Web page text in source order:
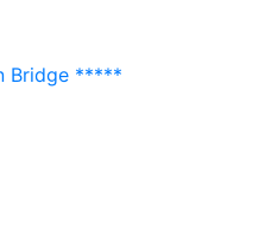
Bridge *****